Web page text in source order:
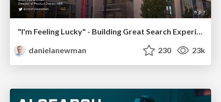
"I'm Feeling Lucky" - Building Great Search Experiences for Today's Users (#IAC19)
danielanewman
230 23k